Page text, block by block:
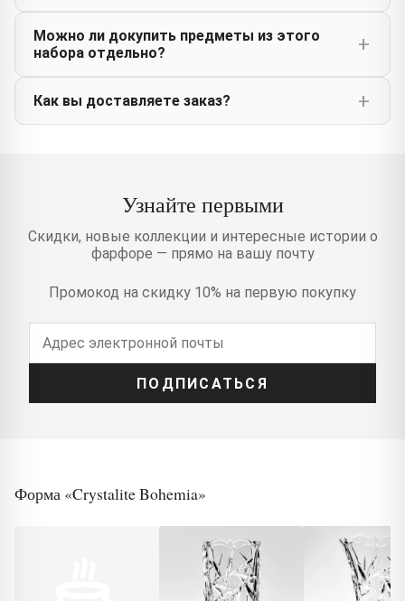
Можно ли докупить предметы из этого
набора отдельно?
Как вы доставляете заказ?
Узнайте первыми
Скидки, новые коллекции и интересные истории о
фарфоре — прямо на вашу почту
Промокод на скидку 10% на первую покупку
ПОДПИСАТЬСЯ
Форма «Crystalite Bohemia»